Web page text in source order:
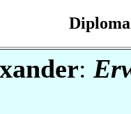
: